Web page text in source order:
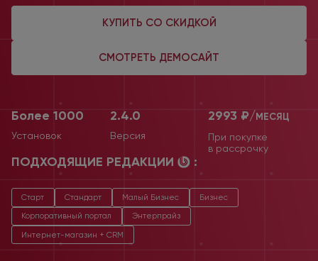
КУПИТЬ СО СКИДКОЙ
СМОТРЕТЬ ДЕМОСАЙТ
Более 1000
Установок
2993 ₽/МЕСЯЦ
При покупке
в рассрочку
2.4.0
Версия
ПОДХОДЯЩИЕ РЕДАКЦИИ :
Старт Стандарт Малый Бизнес Бизнес
Корпоративный портал Энтерпрайз
Интернет-магазин + CRM